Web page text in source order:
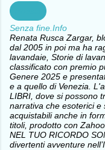
Senza fine.Info
Renata Rusca Zargar,
dal 2005 in poi ma ha
lavandaie, Storie di
classificato con premio
Genere 2025 e
e a quello di Venezia.
LIBRI, dove si possono
narrativa che esoterici e
acquistabili anche in
titoli, prodotto con
NEL TUO RICORDO
divertenti avventure